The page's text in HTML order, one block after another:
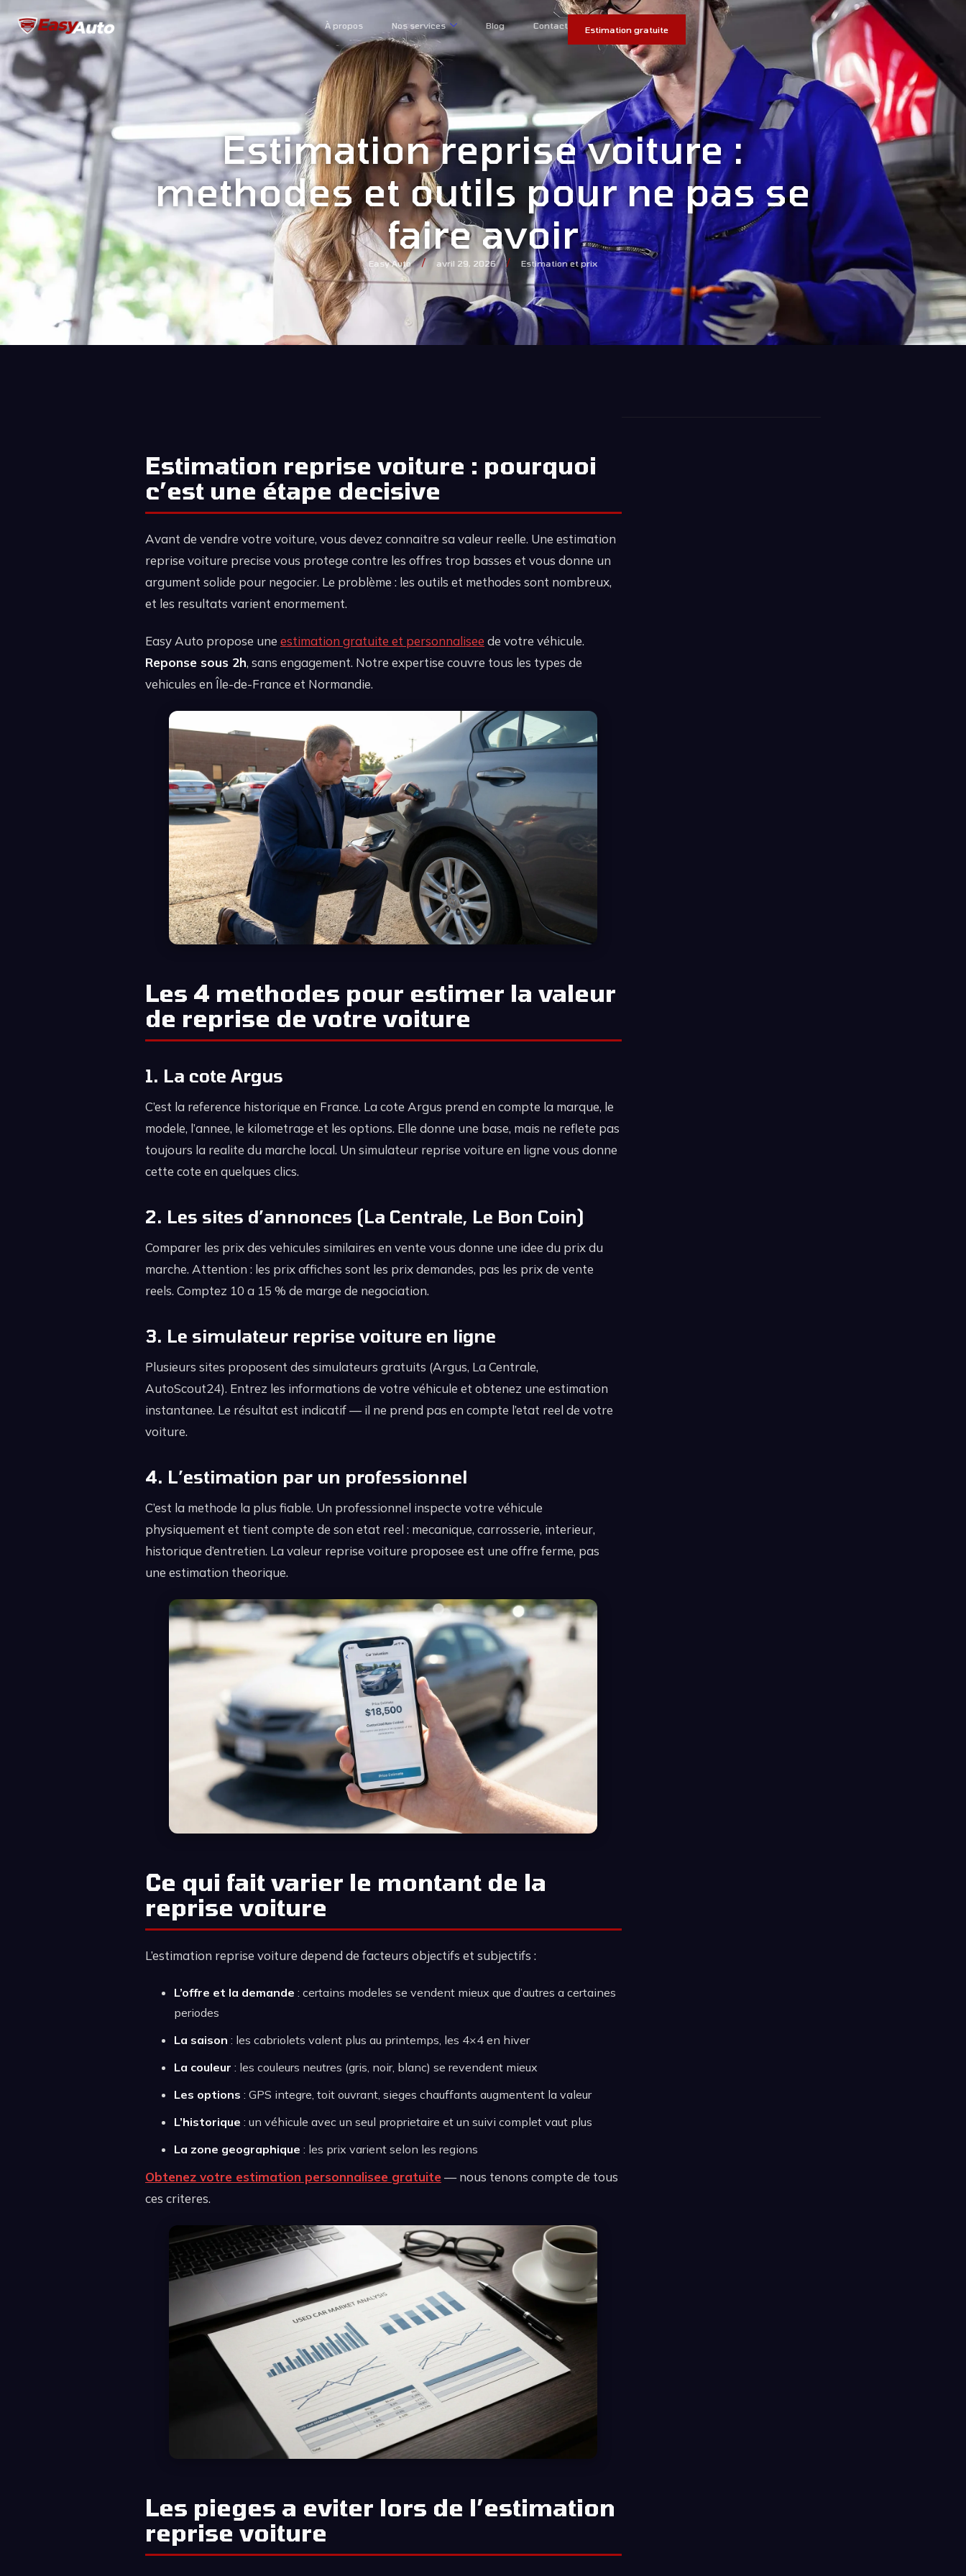
À propos Nos services Blog Contact Estimation gratuite
Estimation reprise voiture :
methodes et outils pour ne pas se
faire avoir
Easy Auto / avril 29, 2026 / Estimation et prix
Estimation reprise voiture : pourquoi
c’est une étape decisive
Avant de vendre votre voiture, vous devez connaitre sa valeur reelle. Une estimation
reprise voiture precise vous protege contre les offres trop basses et vous donne un
argument solide pour negocier. Le problème : les outils et methodes sont nombreux,
et les resultats varient enormement.
Easy Auto propose une estimation gratuite et personnalisee de votre véhicule.
Reponse sous 2h, sans engagement. Notre expertise couvre tous les types de
vehicules en Île-de-France et Normandie.
Les 4 methodes pour estimer la valeur
de reprise de votre voiture
1. La cote Argus
C’est la reference historique en France. La cote Argus prend en compte la marque, le
modele, l’annee, le kilometrage et les options. Elle donne une base, mais ne reflete pas
toujours la realite du marche local. Un simulateur reprise voiture en ligne vous donne
cette cote en quelques clics.
2. Les sites d’annonces (La Centrale, Le Bon Coin)
Comparer les prix des vehicules similaires en vente vous donne une idee du prix du
marche. Attention : les prix affiches sont les prix demandes, pas les prix de vente
reels. Comptez 10 a 15 % de marge de negociation.
3. Le simulateur reprise voiture en ligne
Plusieurs sites proposent des simulateurs gratuits (Argus, La Centrale,
AutoScout24). Entrez les informations de votre véhicule et obtenez une estimation
instantanee. Le résultat est indicatif — il ne prend pas en compte l’etat reel de votre
voiture.
4. L’estimation par un professionnel
C’est la methode la plus fiable. Un professionnel inspecte votre véhicule
physiquement et tient compte de son etat reel : mecanique, carrosserie, interieur,
historique d’entretien. La valeur reprise voiture proposee est une offre ferme, pas
une estimation theorique.
Ce qui fait varier le montant de la
reprise voiture
L’estimation reprise voiture depend de facteurs objectifs et subjectifs :
L’offre et la demande : certains modeles se vendent mieux que d’autres a certaines
periodes
La saison : les cabriolets valent plus au printemps, les 4×4 en hiver
La couleur : les couleurs neutres (gris, noir, blanc) se revendent mieux
Les options : GPS integre, toit ouvrant, sieges chauffants augmentent la valeur
L’historique : un véhicule avec un seul proprietaire et un suivi complet vaut plus
La zone geographique : les prix varient selon les regions
Obtenez votre estimation personnalisee gratuite— nous tenons compte de tous
ces criteres.
Les pieges a eviter lors de l’estimation
reprise voiture